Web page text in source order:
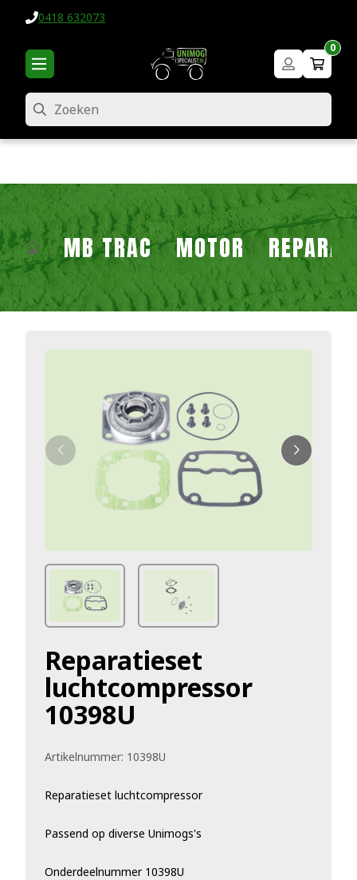
0418 632073
0
Zoeken
MB TRAC MOTOR
Reparatieset
luchtcompressor
10398U
Artikelnummer: 10398U
Reparatieset luchtcompressor
Passend op diverse Unimogs's
Onderdeelnummer 10398U